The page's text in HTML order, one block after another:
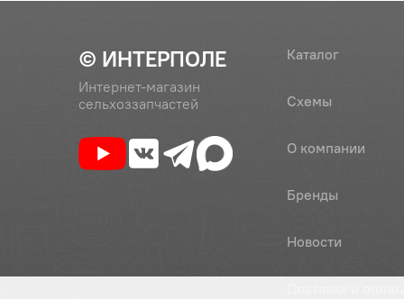
© ИНТЕРПОЛЕ
Интернет-магазин
сельхоззапчастей
Каталог
Схемы
О компании
Бренды
Новости